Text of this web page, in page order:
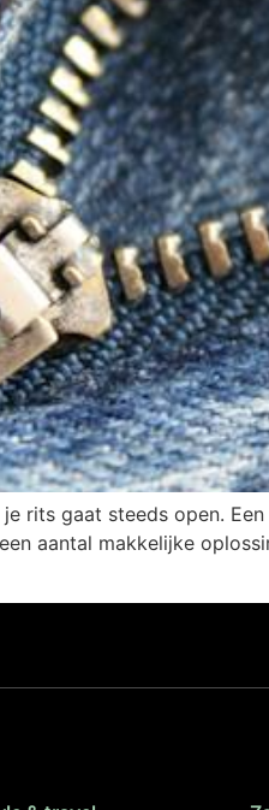
rits gaat steeds open.
aantal makkelijke